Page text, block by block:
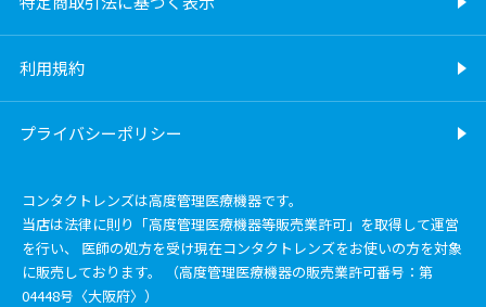
利用規約
プライバシーポリシー
コンタクトレンズは高度管理医療機器です。
当店は法律に則り「高度管理医療機器等販売業許可」を取得して運営
を行い、 医師の処方を受け現在コンタクトレンズをお使いの方を対象
に販売しております。 （高度管理医療機器の販売業許可番号：第
04448号〈大阪府〉）